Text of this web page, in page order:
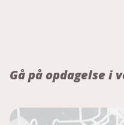
Gå på opdagelse i